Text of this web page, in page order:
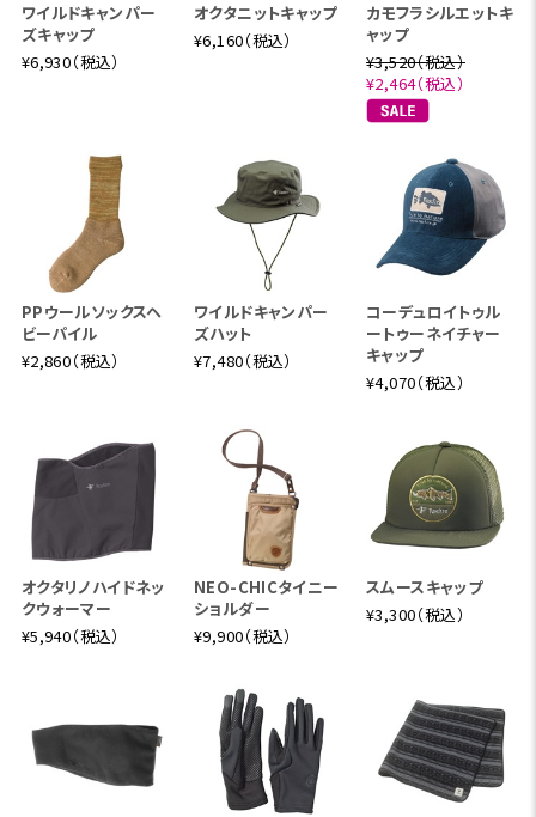
ワイルドキャンパー
ズキャップ
¥6,930（税込）
オクタニットキャップ
¥6,160（税込）
カモフラシルエットキ
ャップ
¥3,520（税込）
¥2,464（税込）
PPウールソックスヘ
ビーパイル
¥2,860（税込）
ワイルドキャンパー
ズハット
¥7,480（税込）
コーデュロイトゥル
ートゥーネイチャー
キャップ
¥4,070（税込）
オクタリノハイドネッ
クウォーマー
¥5,940（税込）
NEO-CHICタイニー
ショルダー
¥9,900（税込）
スムースキャップ
¥3,300（税込）